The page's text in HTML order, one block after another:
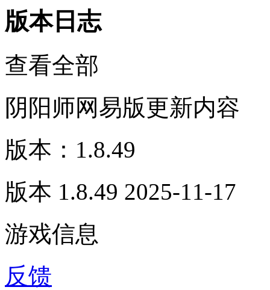
版本日志
查看全部
阴阳师网易版更新内容
版本：1.8.49
版本 1.8.49 2025-11-17
游戏信息
反馈